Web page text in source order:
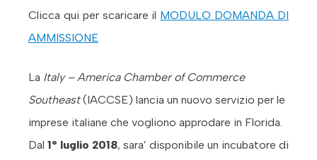
Clicca qui per scaricare il MODULO DOMANDA DI
AMMISSIONE
La Italy – America Chamber of Commerce
Southeast(IACCSE) lancia un nuovo servizio per le
imprese italiane che vogliono approdare in Florida.
Dal 1° luglio 2018, sara’ disponibile un incubatore di